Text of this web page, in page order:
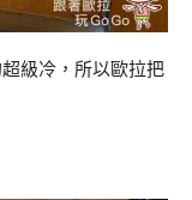
級冷，所以歐拉把